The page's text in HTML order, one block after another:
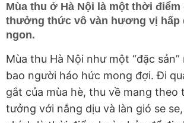
Mùa thu ở Hà Nội là một thời điểm
thưởng thức vô vàn hương vị hấp
ngon.
Mùa thu Hà Nội như một “đặc
bao người háo hức mong đợi. Đi
gắt của mùa hè, thu về mang theo
tưởng với nắng dịu và làn gió se